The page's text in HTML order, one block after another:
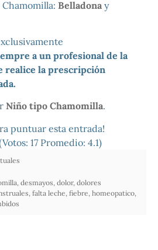
Chamomilla: Belladona y
a un profesional de la
realice la prescripción
Niño tipo Chamomilla.
puntuar esta entrada!
17 Promedio: 4.1)
desmayos dolor, dolores
falta leche fiebre homeopatico